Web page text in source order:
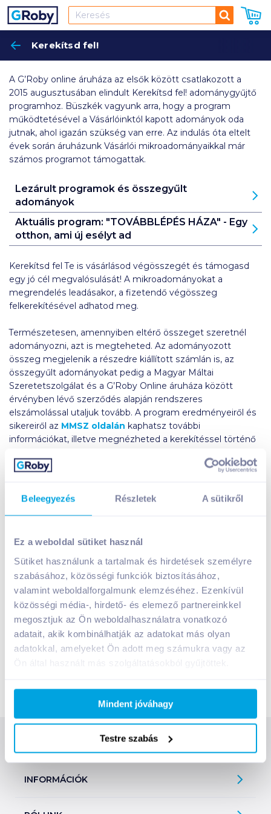
Beleegyezés Részletek A sütikről
Ez a weboldal sütiket használ
Sütiket használunk a tartalmak és hirdetések személyre
szabásához, közösségi funkciók biztosításához,
valamint weboldalforgalmunk elemzéséhez. Ezenkívül
közösségi média-, hirdető- és elemező partnereinkkel
megosztjuk az Ön weboldalhasználatra vonatkozó
adatait, akik kombinálhatják az adatokat más olyan
adatokkal, amelyeket Ön adott meg számukra vagy az
Ön által használt más szolgáltatásokból gyűjtöttek.
Mindent jóváhagy
Testre szabás
Keresés
Kerekítsd fel!
A G’Roby online áruháza az elsők között csatlakozott a
2015 augusztusában elindult Kerekítsd fel! adománygyűjtő
programhoz. Büszkék vagyunk arra, hogy a program
működtetésével a Vásárlóinktól kapott adományok oda
jutnak, ahol igazán szükség van erre. Az indulás óta eltelt
évek során áruházunk Vásárlói mikroadományaikkal már
számos programot támogattak.
Lezárult programok és összegyűlt
adományok
Aktuális program: "TOVÁBBLÉPÉS HÁZA" - Egy
otthon, ami új esélyt ad
Kerekítsd fel Te is vásárlásod végösszegét és támogasd
egy jó cél megvalósulását! A mikroadományokat a
megrendelés leadásakor, a fizetendő végösszeg
felkerekítésével adhatod meg.
Természetesen, amennyiben eltérő összeget szeretnél
adományozni, azt is megteheted. Az adományozott
összeg megjelenik a részedre kiállított számlán is, az
összegyűlt adományokat pedig a Magyar Máltai
Szeretetszolgálat és a G’Roby Online áruháza között
érvényben lévő szerződés alapján rendszeres
elszámolással utaljuk tovább. A program eredményeiről és
sikereiről az MMSZ oldalán kaphatsz további
információkat, illetve megnézheted a kerekítéssel történő
Amennyiben szeretnéd jobban megismerni a Magyar
Máltai Szeretetszolgálat munkásságát, eredményeit, az
amelyből az aktuális eseményekről, kampányokról és
eredményekről tájékozódhatsz:
Az MMSZ hírlevele
Abban az esetben, ha a programmal kapcsolatos további
információra is szükséged van, kérjük keresd bizalommal
ügyfélszolgálatunkat az e-shop@groby.hu e-mail címen
vagy a (06-1)476-3680-as telefonszámon.
SZOLGÁLTATÁSOK
Árfigyelő
INFORMÁCIÓK